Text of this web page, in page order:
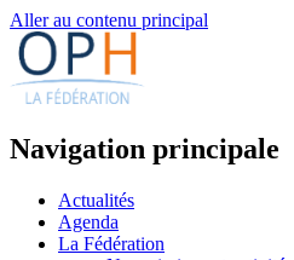
Aller au contenu principal
Navigation principale
Actualités
Agenda
La Fédération